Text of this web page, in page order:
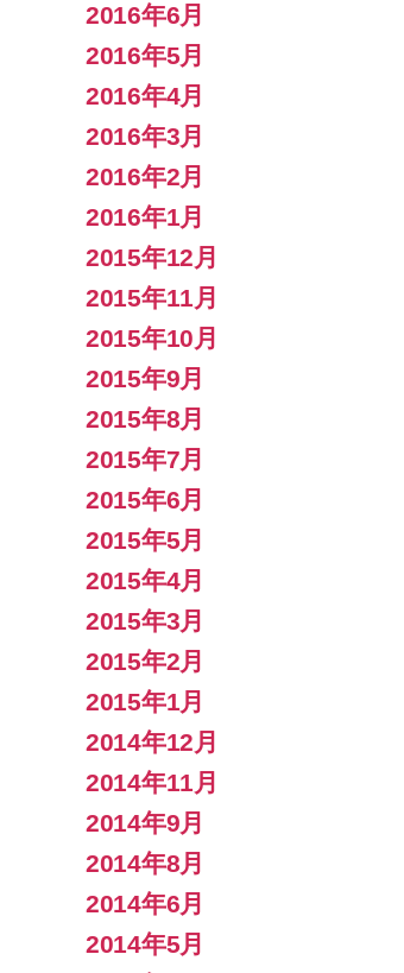
2016年6月
2016年5月
2016年4月
2016年3月
2016年2月
2016年1月
2015年12月
2015年11月
2015年10月
2015年9月
2015年8月
2015年7月
2015年6月
2015年5月
2015年4月
2015年3月
2015年2月
2015年1月
2014年12月
2014年11月
2014年9月
2014年8月
2014年6月
2014年5月